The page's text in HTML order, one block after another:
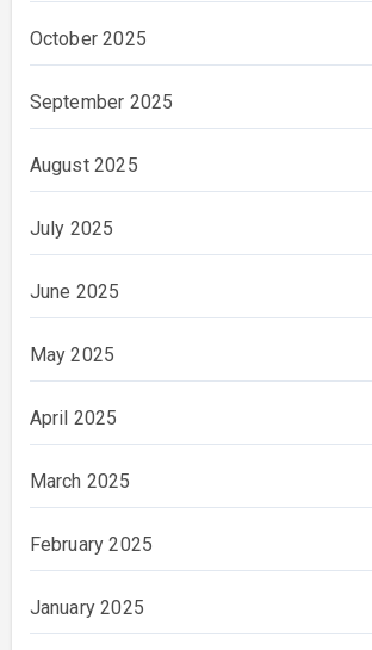
October 2025
September 2025
August 2025
July 2025
June 2025
May 2025
April 2025
March 2025
February 2025
January 2025